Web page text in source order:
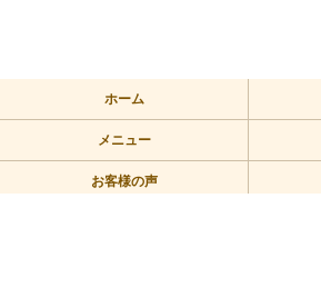
ホーム
メニュー
お客様の声